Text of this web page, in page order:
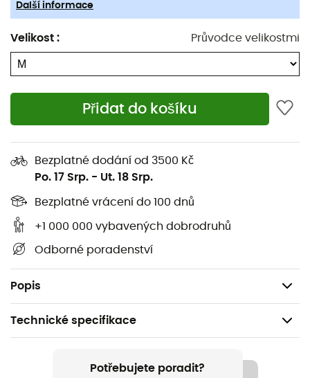
Další informace
Velikost : Průvodce velikostmi
Přidat do košíku
Bezplatné dodání od 3500 Kč
Po. 17 Srp. - Ut. 18 Srp.
Bezplatné vrácení do 100 dnů
+1 000 000 vybavených dobrodruhů
Odborné poradenství
Popis
Odnímatelné rukaviceznačkyGuidetti
vám poskytují
walking nebo trailových bězích.
Přizpůsobí se všem holím z řady Guidetti vybaveným
rukojetích Guidetti během několika sekund.
Vlastnosti
Nordic walking nebo trail.
Technické specifikace
Nordic walking / TrailPotřebujete poradit?